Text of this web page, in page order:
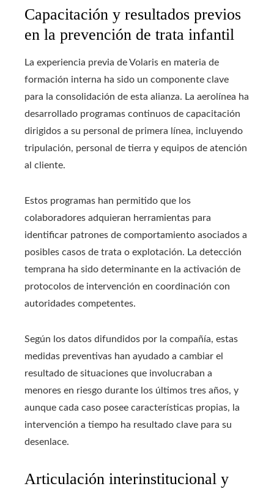
Capacitación y resultados previos
en la prevención de trata infantil
La experiencia previa de Volaris en materia de
formación interna ha sido un componente clave
para la consolidación de esta alianza. La aerolínea ha
desarrollado programas continuos de capacitación
dirigidos a su personal de primera línea, incluyendo
tripulación, personal de tierra y equipos de atención
al cliente.
Estos programas han permitido que los
colaboradores adquieran herramientas para
identificar patrones de comportamiento asociados a
posibles casos de trata o explotación. La detección
temprana ha sido determinante en la activación de
protocolos de intervención en coordinación con
autoridades competentes.
Según los datos difundidos por la compañía, estas
medidas preventivas han ayudado a cambiar el
resultado de situaciones que involucraban a
menores en riesgo durante los últimos tres años, y
aunque cada caso posee características propias, la
intervención a tiempo ha resultado clave para su
desenlace.
Articulación interinstitucional y